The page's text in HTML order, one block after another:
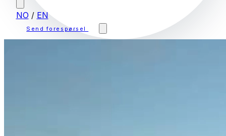
NO / EN
Send forespørsel